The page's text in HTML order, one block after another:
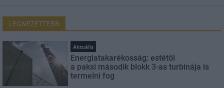
LEGNÉZETTEBB
Aktuális
Energiatakarékosság: estétől
a paksi második blokk 3-as turbinája is
termelni fog